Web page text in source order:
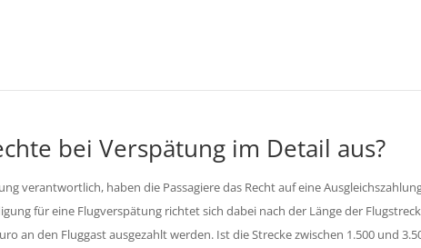
bei Verspätung im Detail aus?
verantwortlich, haben die Passagiere das Recht auf eine
für eine Flugverspätung richtet sich dabei nach der Länge der
an den Fluggast ausgezahlt werden. Ist die Strecke zwischen 1.500 und